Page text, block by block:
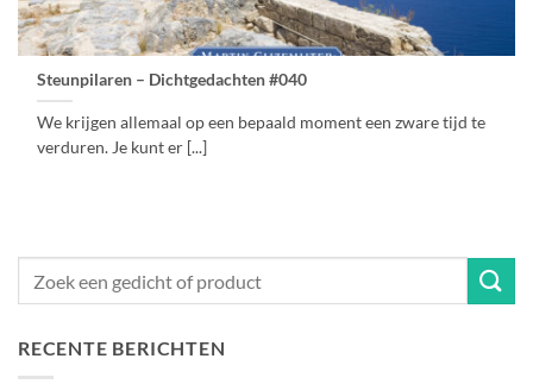
Steunpilaren – Dichtgedachten #040
We krijgen allemaal op een bepaald moment een zware tijd te
verduren. Je kunt er [...]
RECENTE BERICHTEN